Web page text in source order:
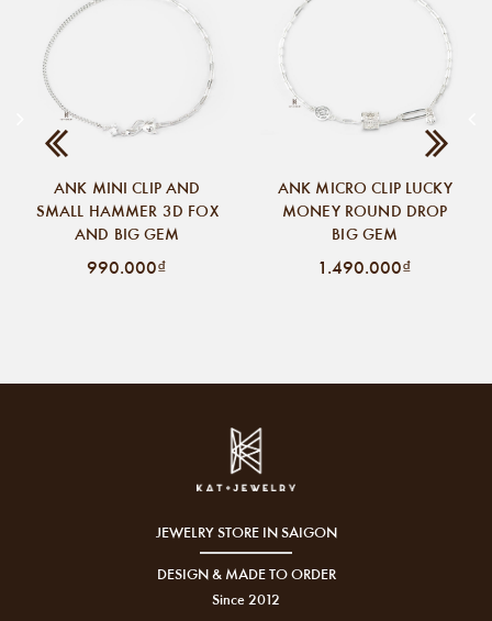
ANK MINI CLIP AND
SMALL HAMMER 3D FOX
AND BIG GEM
990.000₫
ANK MICRO CLIP LUCKY
MONEY ROUND DROP
BIG GEM
1.490.000₫
JEWELRY STORE IN SAIGON
DESIGN & MADE TO ORDER
Since 2012